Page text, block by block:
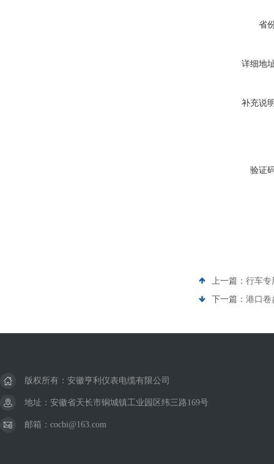
省
详细地
补充说
验证
上一篇： 行车专
下一篇： 港口卷
版权所有：安徽亨利仪表电缆有限公司
地址：安徽省天长市铜城镇工业园区纬三路169号
邮箱：cocbi@163.com